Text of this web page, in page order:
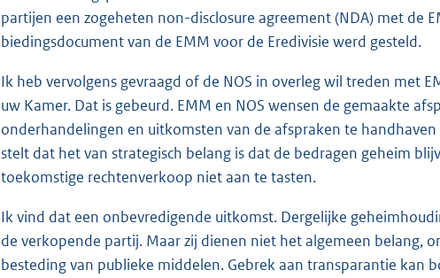
partijen een zogeheten non-disclosure agreement (NDA) met de
biedingsdocument van de EMM voor de Eredivisie werd gesteld.
Ik heb vervolgens gevraagd of de NOS in overleg wil treden met
uw Kamer. Dat is gebeurd. EMM en NOS wensen de gemaakte
onderhandelingen en uitkomsten van de afspraken te
stelt dat het van strategisch belang is dat de bedragen geheim
toekomstige rechtenverkoop niet aan te tasten.
Ik vind dat een onbevredigende uitkomst. Dergelijke
de verkopende partij. Maar zij dienen niet het algemeen belang,
besteding van publieke middelen. Gebrek aan transparantie kan